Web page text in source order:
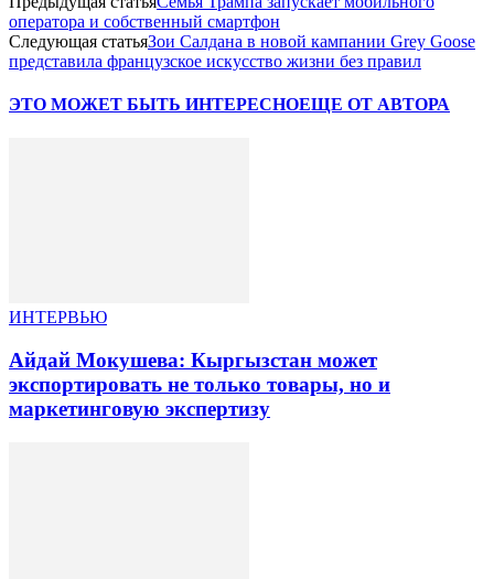
оператора и собственный смартфон
Следующая статьяЗои Салдана в новой кампании Grey Goose
представила французское искусство жизни без правил
ЭТО МОЖЕТ БЫТЬ ИНТЕРЕСНОЕЩЕ ОТ АВТОРА
ИНТЕРВЬЮ
Айдай Мокушева: Кыргызстан может
экспортировать не только товары, но и
маркетинговую экспертизу